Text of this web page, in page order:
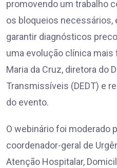
promovendo um trabalho
os bloqueios
garantir diagnósticos
uma evolução clínica mais
Maria da Cruz, diretora do
Transmissíveis (DEDT) e
do evento.
O webinário foi moderado
coordenador-geral de
Atenção Hospitalar,